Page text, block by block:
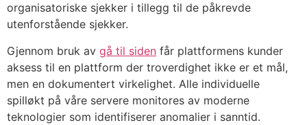
panel
panel
panel
panel
organisatoriske sjekker i tillegg til de påkrevde
utenforstående sjekker.
Gjennom bruk av gå til siden får plattformens kunder
aksess til en plattform der troverdighet ikke er et mål,
men en dokumentert virkelighet. Alle individuelle
spilløkt på våre servere monitores av moderne
teknologier som identifiserer anomalier i sanntid.